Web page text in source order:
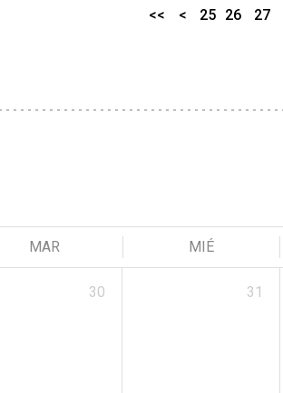
<< < 25 26 27
MAR MIÉ
30 31